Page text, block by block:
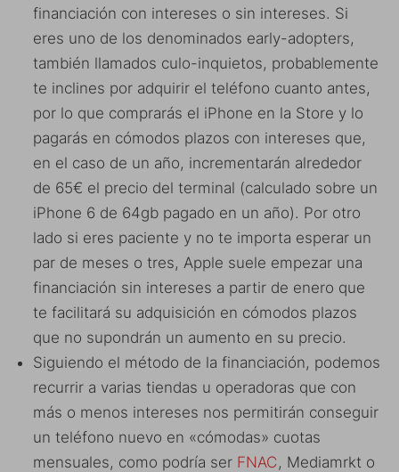
financiación con intereses o sin intereses. Si
eres uno de los denominados early-adopters,
también llamados culo-inquietos, probablemente
te inclines por adquirir el teléfono cuanto antes,
por lo que comprarás el iPhone en la Store y lo
pagarás en cómodos plazos con intereses que,
en el caso de un año, incrementarán alrededor
de 65€ el precio del terminal (calculado sobre un
iPhone 6 de 64gb pagado en un año). Por otro
lado si eres paciente y no te importa esperar un
par de meses o tres, Apple suele empezar una
financiación sin intereses a partir de enero que
te facilitará su adquisición en cómodos plazos
que no supondrán un aumento en su precio.
Siguiendo el método de la financiación, podemos
recurrir a varias tiendas u operadoras que con
más o menos intereses nos permitirán conseguir
un teléfono nuevo en «cómodas» cuotas
mensuales, como podría ser FNAC, Mediamrkt o